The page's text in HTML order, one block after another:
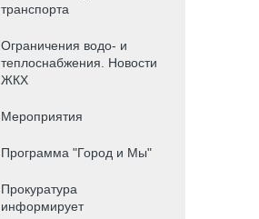
транспорта
Ограничения водо- и
теплоснабжения. Новости
ЖКХ
Мероприятия
Программа "Город и Мы"
Прокуратура
информирует